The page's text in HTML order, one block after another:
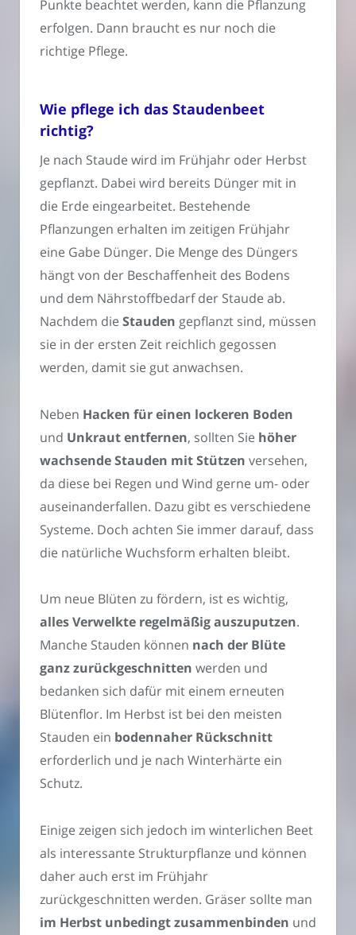
Punkte beachtet werden, kann die Pflanzung
erfolgen. Dann braucht es nur noch die
richtige Pflege.
Wie pflege ich das Staudenbeet
richtig?
Je nach Staude wird im Frühjahr oder Herbst
gepflanzt. Dabei wird bereits Dünger mit in
die Erde eingearbeitet. Bestehende
Pflanzungen erhalten im zeitigen Frühjahr
eine Gabe Dünger. Die Menge des Düngers
hängt von der Beschaffenheit des Bodens
und dem Nährstoffbedarf der Staude ab.
Nachdem die Stauden gepflanzt sind, müssen
sie in der ersten Zeit reichlich gegossen
werden, damit sie gut anwachsen.
Neben Hacken für einen lockeren Boden
und Unkraut entfernen, sollten Sie höher
wachsende Stauden mit Stützen versehen,
da diese bei Regen und Wind gerne um- oder
auseinanderfallen. Dazu gibt es verschiedene
Systeme. Doch achten Sie immer darauf, dass
die natürliche Wuchsform erhalten bleibt.
Um neue Blüten zu fördern, ist es wichtig,
alles Verwelkte regelmäßig auszuputzen.
Manche Stauden können nach der Blüte
ganz zurückgeschnitten werden und
bedanken sich dafür mit einem erneuten
Blütenflor. Im Herbst ist bei den meisten
Stauden ein bodennaher Rückschnitt
erforderlich und je nach Winterhärte ein
Schutz.
Einige zeigen sich jedoch im winterlichen Beet
als interessante Strukturpflanze und können
daher auch erst im Frühjahr
zurückgeschnitten werden. Gräser sollte man
im Herbst unbedingt zusammenbinden und